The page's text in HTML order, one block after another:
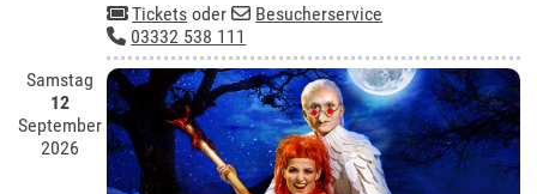
Tickets oder
Besucherservice
03332 538 111
Samstag
12
September
2026